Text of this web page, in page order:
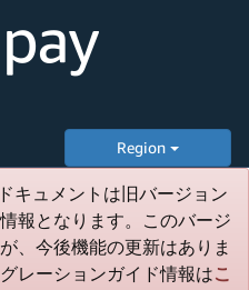
Region
キュメントは旧バージョン
報となります。このバージ
、今後機能の更新はありま
レーションガイド情報はこ